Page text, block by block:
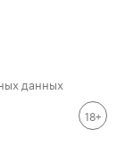
данных
18+